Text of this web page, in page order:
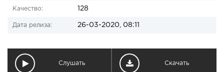
Качество: 128
Дата релиза: 26-03-2020, 08:11
Слушать Скачать